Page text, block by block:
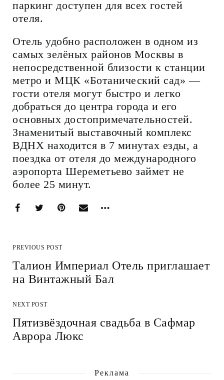
паркинг доступен для всех гостей
отеля.
Отель удобно расположен в одном из
самых зелёных районов Москвы в
непосредственной близости к станции
метро и МЦК «Ботанический сад» —
гости отеля могут быстро и легко
добраться до центра города и его
основных достопримечательностей.
Знаменитый выставочный комплекс
ВДНХ находится в 7 минутах езды, а
поездка от отеля до международного
аэропорта Шереметьево займет не
более 25 минут.
PREVIOUS POST
Талион Империал Отель приглашает
на Винтажный Бал
NEXT POST
Пятизвёздочная свадьба в Сафмар
Аврора Люкс
Реклама